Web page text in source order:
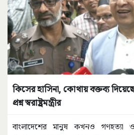
কিসের হাসিনা, কোথায় বক্তব্য
প্রশ্ন স্বরাষ্ট্রমন্ত্রীর
বাংলাদেশের মানুষ কখনও গণহত্যা ও